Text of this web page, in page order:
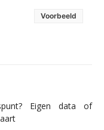
Voorbeeld
Eigen data of